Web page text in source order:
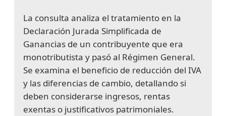
La consulta analiza el tratamiento en la
Declaración Jurada Simplificada de
Ganancias de un contribuyente que era
monotributista y pasó al Régimen General.
Se examina el beneficio de reducción del IVA
y las diferencias de cambio, detallando si
deben considerarse ingresos, rentas
exentas o justificativos patrimoniales.